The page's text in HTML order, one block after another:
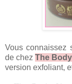
Vous connaissez
de chez The
version exfoliant,